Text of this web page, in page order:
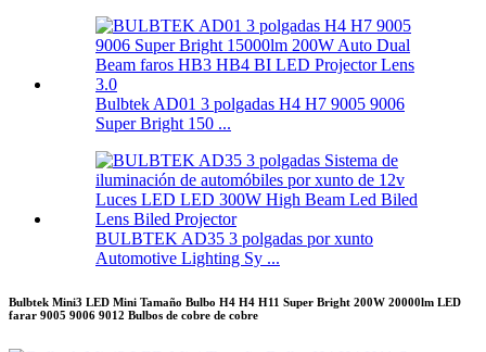
Bulbtek AD01 3 polgadas H4 H7 9005 9006
Super Bright 150 ...
BULBTEK AD35 3 polgadas por xunto
Automotive Lighting Sy ...
Bulbtek Mini3 LED Mini Tamaño Bulbo H4 H4 H11 Super Bright 200W 20000lm LED
farar 9005 9006 9012 Bulbos de cobre de cobre